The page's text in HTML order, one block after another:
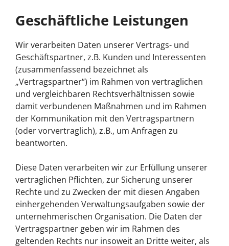
Geschäftliche Leistungen
Wir verarbeiten Daten unserer Vertrags- und
Geschäftspartner, z.B. Kunden und Interessenten
(zusammenfassend bezeichnet als
„Vertragspartner“) im Rahmen von vertraglichen
und vergleichbaren Rechtsverhältnissen sowie
damit verbundenen Maßnahmen und im Rahmen
der Kommunikation mit den Vertragspartnern
(oder vorvertraglich), z.B., um Anfragen zu
beantworten.
Diese Daten verarbeiten wir zur Erfüllung unserer
vertraglichen Pflichten, zur Sicherung unserer
Rechte und zu Zwecken der mit diesen Angaben
einhergehenden Verwaltungsaufgaben sowie der
unternehmerischen Organisation. Die Daten der
Vertragspartner geben wir im Rahmen des
geltenden Rechts nur insoweit an Dritte weiter, als